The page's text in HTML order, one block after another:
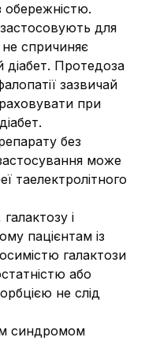
обережністю.
для
не спричиняє
Протедоза
зазвичай
при
без
може
таелектролітного
і
пацієнтам із
галактози
або
не слід
синдромом